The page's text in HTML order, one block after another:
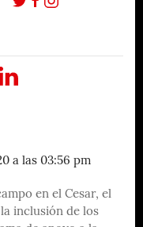
a las 03:56 pm
en el Cesar, el
inclusión de los